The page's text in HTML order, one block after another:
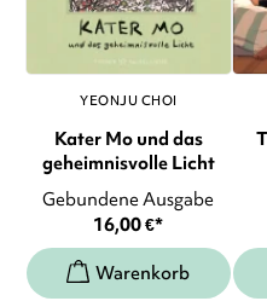
YEONJU CHOI
Kater Mo und das
geheimnisvolle Licht
Gebundene Ausgabe
16,00€*